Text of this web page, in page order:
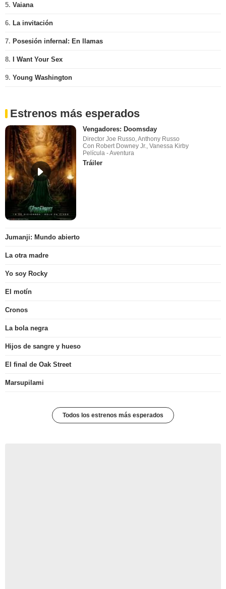
5. Vaiana
6. La invitación
7. Posesión infernal: En llamas
8. I Want Your Sex
9. Young Washington
Estrenos más esperados
Vengadores: Doomsday
Director Joe Russo, Anthony Russo
Con Robert Downey Jr., Vanessa Kirby
Película - Aventura
Tráiler
Jumanji: Mundo abierto
La otra madre
Yo soy Rocky
El motín
Cronos
La bola negra
Hijos de sangre y hueso
El final de Oak Street
Marsupilami
Todos los estrenos más esperados